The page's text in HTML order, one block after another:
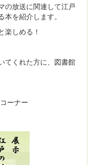
の放送に関連して江戸
を紹介します。
楽しめる！
てくれた方に、図書館
ーナー